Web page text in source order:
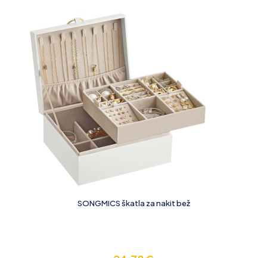
SONGMICS škatla za nakit bež